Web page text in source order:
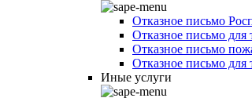
Отказное письмо
Отказное письмо для
Отказное письмо
Отказное письмо для
Иные услуги